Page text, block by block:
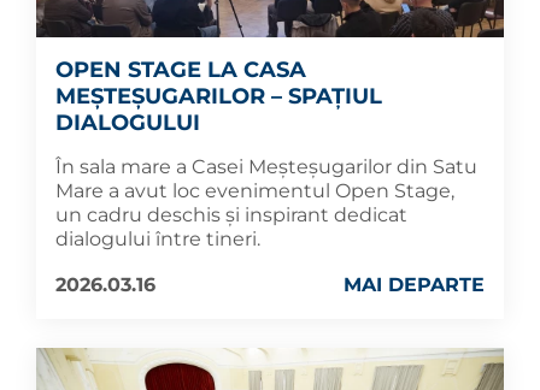
OPEN STAGE LA CASA
MEȘTEȘUGARILOR – SPAȚIUL
DIALOGULUI
În sala mare a Casei Meșteșugarilor din Satu
Mare a avut loc evenimentul Open Stage,
un cadru deschis și inspirant dedicat
dialogului între tineri.
2026.03.16
MAI DEPARTE